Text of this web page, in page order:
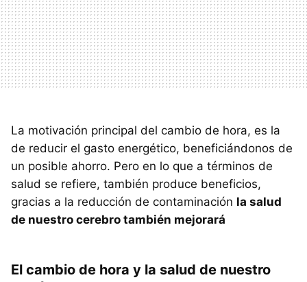
La motivación principal del cambio de hora, es la
de reducir el gasto energético, beneficiándonos de
un posible ahorro. Pero en lo que a términos de
salud se refiere, también produce beneficios,
gracias a la reducción de contaminación la salud
de nuestro cerebro también mejorará
El cambio de hora y la salud de nuestro